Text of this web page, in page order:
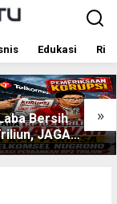
Edukasi
»
Bersih
JAGA
Desak KPK